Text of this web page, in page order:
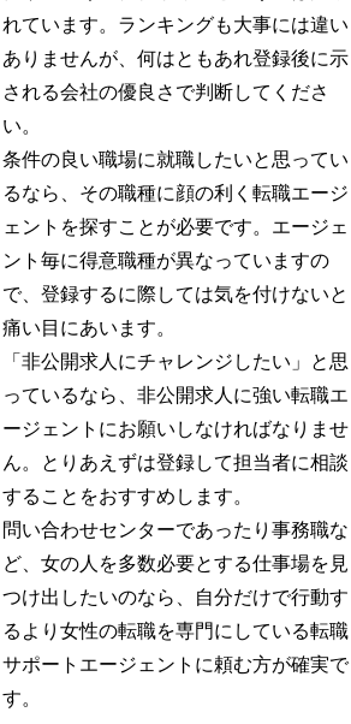
れています。ランキングも大事には違い
ありませんが、何はともあれ登録後に示
される会社の優良さで判断してくださ
い。
条件の良い職場に就職したいと思ってい
るなら、その職種に顔の利く転職エージ
ェントを探すことが必要です。エージェ
ント毎に得意職種が異なっていますの
で、登録するに際しては気を付けないと
痛い目にあいます。
「非公開求人にチャレンジしたい」と思
っているなら、非公開求人に強い転職エ
ージェントにお願いしなければなりませ
ん。とりあえずは登録して担当者に相談
することをおすすめします。
問い合わせセンターであったり事務職な
ど、女の人を多数必要とする仕事場を見
つけ出したいのなら、自分だけで行動す
るより女性の転職を専門にしている転職
サポートエージェントに頼む方が確実で
す。